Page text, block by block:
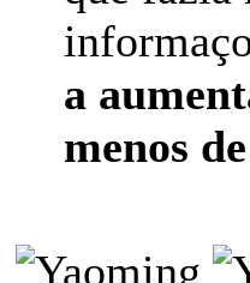
a
menos